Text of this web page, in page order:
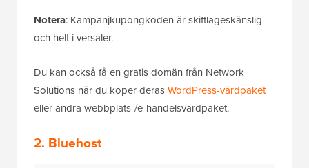
Notera: Kampanjkupongkoden är skiftlägeskänslig
och helt i versaler.
Du kan också få en gratis domän från Network
Solutions när du köper derasWordPress-värdpaket
eller andra webbplats-/e-handelsvärdpaket.
2. Bluehost